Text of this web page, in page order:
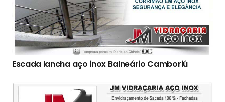
Escada lancha aço inox Balneário Camboriú